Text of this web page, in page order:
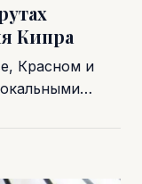
Кипра
Красном и